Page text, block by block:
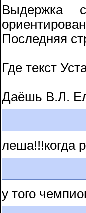
Выдержка
Последняя
Где текст
Даёшь В.Л.
леша!!!когда
у того